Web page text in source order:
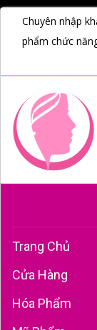
Chuyên nhập
phẩm chức
Trang Chủ
Cửa Hàng
Hóa Phẩm